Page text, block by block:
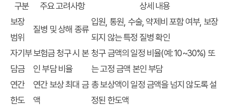
구분
주요 고려사항
상세 내용
보장
범위
질병 및 상해 종류
입원, 통원, 수술, 약제비 포함 여부, 보장
되지 않는 특정 질병 확인
자기부
담금
보험금 청구 시 본
인 부담 비율
청구 금액의 일정 비율(예: 10~30%) 또
는 고정 금액 본인 부담
연간
한도
연간 보상 최대 금
액
총 보상액이 일정 금액을 넘지 않도록 설
정된 한도액